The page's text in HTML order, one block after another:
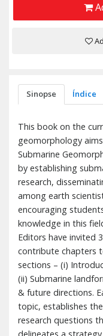
Sinopse Índice
This book on the
geomorphology
Submarine
by establishing
research,
among earth
encouraging
knowledge in this
Editors have invited
contribute chapters
sections – (i)
(ii) Submarine
& future directions.
topic, establishes
research questions